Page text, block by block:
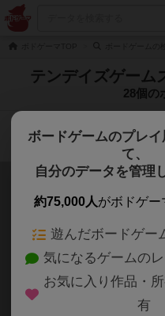
テンデイズゲーム
28個の
検
キ
ボードゲームのプレ
て、
自分のデータを管理
約75,000人がボドゲー
遊んだボードゲー
気になるゲームの
お気に入り作品・
有